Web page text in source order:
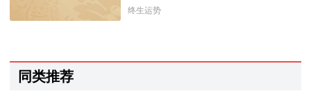
终生运势
同类推荐